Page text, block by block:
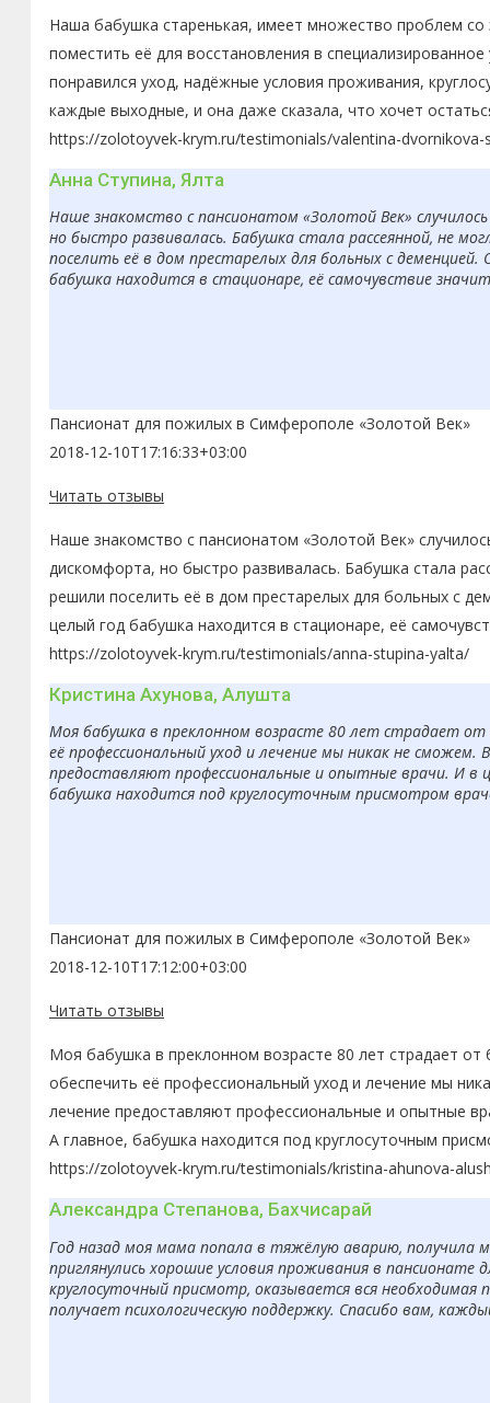
Наша бабушка старенькая, имеет множество проблем
поместить её для восстановления в
понравился уход, надёжные условия проживания,
каждые выходные, и она даже сказала, что хочет
https://zolotoyvek-krym.ru/testimonials/valentina-
Анна Ступина, Ялта
Наше знакомство с пансионатом «Золотой Век»
но быстро развивалась. Бабушка стала рассеянной, не
поселить её в дом престарелых для больных с деменцией.
бабушка находится в стационаре, её самочувствие
Пансионат для пожилых в Симферополе «Золотой Век»
2018-12-10T17:16:33+03:00
Читать отзывы
Наше знакомство с пансионатом «Золотой Век»
дискомфорта, но быстро развивалась. Бабушка стала
решили поселить её в дом престарелых для больных с
целый год бабушка находится в стационаре, её
https://zolotoyvek-krym.ru/testimonials/anna-stupina-yalta/
Кристина Ахунова, Алушта
Моя бабушка в преклонном возрасте 80 лет страдает от
её профессиональный уход и лечение мы никак не
предоставляют профессиональные и опытные врачи. И в
бабушка находится под круглосуточным присмотром
Пансионат для пожилых в Симферополе «Золотой Век»
2018-12-10T17:12:00+03:00
Читать отзывы
Моя бабушка в преклонном возрасте 80 лет страдает
обеспечить её профессиональный уход и лечение мы
лечение предоставляют профессиональные и опытные
А главное, бабушка находится под круглосуточным
https://zolotoyvek-krym.ru/testimonials/kristina-ahunova-
Александра Степанова, Бахчисарай
Год назад моя мама попала в тяжёлую аварию, получила
приглянулись хорошие условия проживания в
круглосуточный присмотр, оказывается вся
получает психологическую поддержку. Спасибо вам,